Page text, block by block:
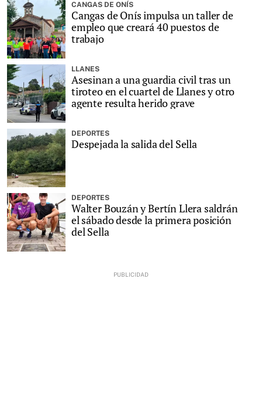
CANGAS DE ONÍS
Cangas de Onís impulsa un taller de
empleo que creará 40 puestos de
trabajo
LLANES
Asesinan a una guardia civil tras un
tiroteo en el cuartel de Llanes y otro
agente resulta herido grave
DEPORTES
Despejada la salida del Sella
DEPORTES
Walter Bouzán y Bertín Llera saldrán
el sábado desde la primera posición
del Sella